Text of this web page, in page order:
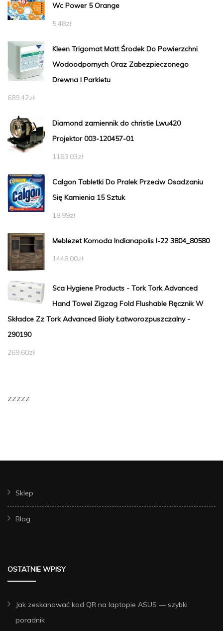
Wc Power 5 Orange
5,48zł
Kleen Trigomat Matt Środek Do Powierzchni
Wodoodpornych Oraz Zabezpieczonego
Drewna I Parkietu
689,42zł
Diamond zamiennik do christie Lwu420
Projektor 003-120457-01
1163,03zł
Calgon Tabletki Do Pralek Przeciw Osadzaniu
Się Kamienia 15 Sztuk
18,99zł
Meblezet Komoda Indianapolis I-22 3804_80580
1448,00zł
Sca Hygiene Products - Tork Tork Advanced
Hand Towel Zigzag Fold Flushable Ręcznik W
Składce Zz Tork Advanced Biały Łatworozpuszczalny -
290190
269,60zł
zzzzz
Sklep
Blog
OSTATNIE WPISY
Jak zeskanować kod QR na laptopie ASUS — szybki
poradnik